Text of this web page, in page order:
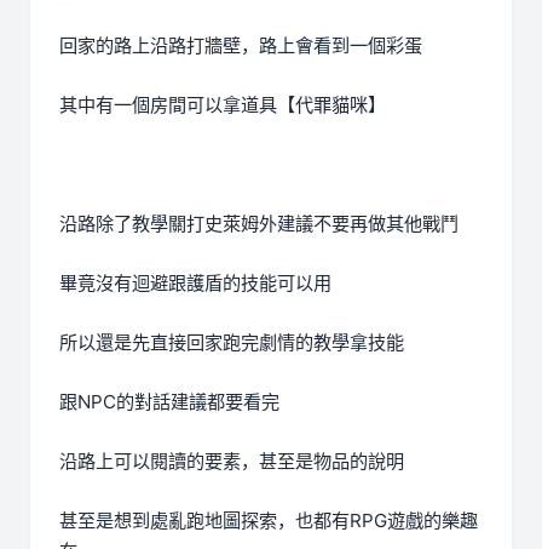
回家的路上沿路打牆壁，路上會看到一個彩蛋
其中有一個房間可以拿道具【代罪貓咪】
沿路除了教學關打史萊姆外建議不要再做其他戰鬥
畢竟沒有迴避跟護盾的技能可以用
所以還是先直接回家跑完劇情的教學拿技能
跟NPC的對話建議都要看完
沿路上可以閱讀的要素，甚至是物品的說明
甚至是想到處亂跑地圖探索，也都有RPG遊戲的樂趣